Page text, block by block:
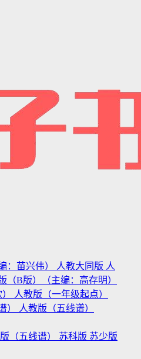
：苗兴伟） 人教大同版 人
（B版）（主编：高存明）
人教版（一年级起点）
）
人教版（五线谱）
（五线谱） 苏科版 苏少版